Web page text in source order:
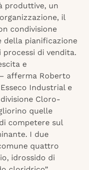
produttive, un
il
condivisione
della pianificazione
di vendita.
e
afferma Roberto
Industrial e
Cloro-
quelle
competere sul
I due
quattro
idrossido di